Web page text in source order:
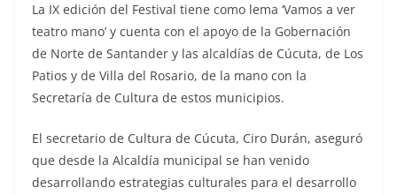
La IX edición del Festival tiene como lema ‘Vamos a ver
teatro mano’ y cuenta con el apoyo de la Gobernación
de Norte de Santander y las alcaldías de Cúcuta, de Los
Patios y de Villa del Rosario, de la mano con la
Secretaría de Cultura de estos municipios.
El secretario de Cultura de Cúcuta, Ciro Durán, aseguró
que desde la Alcaldía municipal se han venido
desarrollando estrategias culturales para el desarrollo